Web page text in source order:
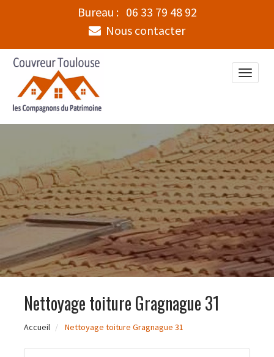
Bureau : 06 33 79 48 92
Nous contacter
Toggle
Nettoyage toiture Gragnague 31
Accueil Nettoyage toiture Gragnague 31